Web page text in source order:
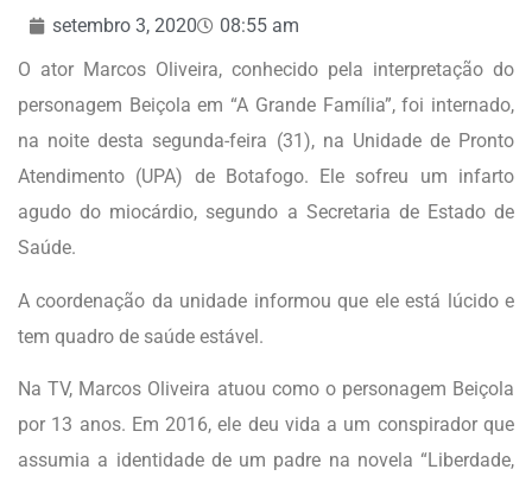
setembro 3, 2020
08:55 am
O ator Marcos Oliveira, conhecido pela interpretação do
personagem Beiçola em “A Grande Família”, foi internado,
na noite desta segunda-feira (31), na Unidade de Pronto
Atendimento (UPA) de Botafogo. Ele sofreu um infarto
agudo do miocárdio, segundo a Secretaria de Estado de
Saúde.
A coordenação da unidade informou que ele está lúcido e
tem quadro de saúde estável.
Na TV, Marcos Oliveira atuou como o personagem Beiçola
por 13 anos. Em 2016, ele deu vida a um conspirador que
assumia a identidade de um padre na novela “Liberdade,